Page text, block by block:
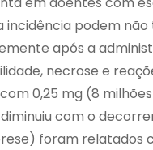
podem
após a
necrose e
0,25 mg (8
com o
foram relatados